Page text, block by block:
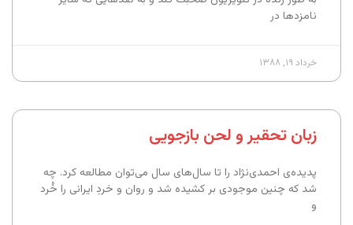
نامزدها در
خرداد ۱۹, ۱۳۸۸
زبان تحقیر و لحن بازجویی
پدیده‌ی احمدی‌نژاد را تا سال‌های سال می‌توان مطالعه کرد. چه
شد که چنین موجودی بر کشیده شد و روان و خردِ ایرانی را خُرد
و